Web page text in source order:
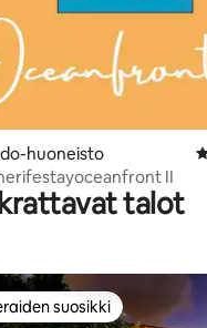
4,89/5, 143 arvostelua
huoneisto
II
talot
suosikki
suosikki